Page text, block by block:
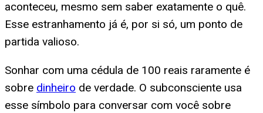
aconteceu, mesmo sem saber exatamente o quê.
Esse estranhamento já é, por si só, um ponto de
partida valioso.
Sonhar com uma cédula de 100 reais raramente é
sobre dinheiro de verdade. O subconsciente usa
esse símbolo para conversar com você sobre